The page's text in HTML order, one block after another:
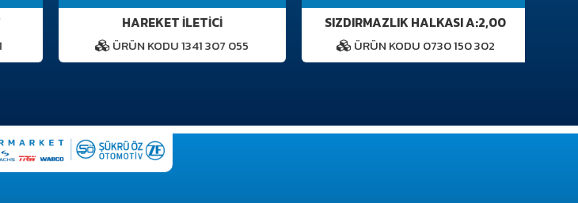
HAREKET İLETİCİ
ÜRÜN KODU 1341 307 055
SIZDIRMAZLIK HALKASI A:2,00
ÜRÜN KODU 0730 150 302